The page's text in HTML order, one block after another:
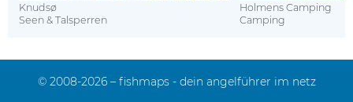
Knudsø
Seen & Talsperren
Holmens Camping
Camping
© 2008-2026 – fishmaps - dein angelführer im netz